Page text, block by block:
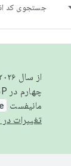
جستجوی کد
چهارم در AOSP منتشر خواهیم کرد. برای ساخت و مشارکت در AOSP،
مانیفست
تغییرات در AOSP